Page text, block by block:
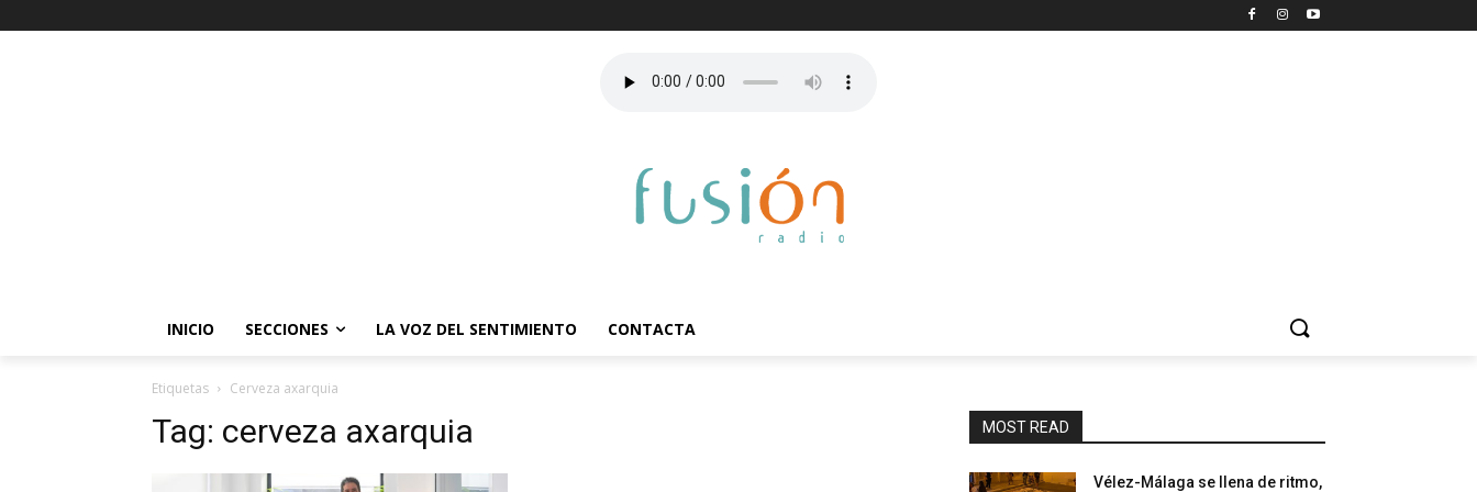
INICIO SECCIONES LA VOZ DEL SENTIMIENTO CONTACTA
Etiquetas Cerveza axarquia
Tag: cerveza axarquia MOST READ
Vélez-Málaga se llena de ritmo,